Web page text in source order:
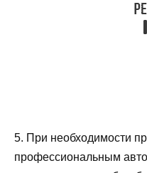
5. При необходимости
профессиональным